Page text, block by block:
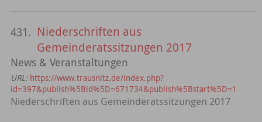
431. Niederschriften aus
Gemeinderatssitzungen 2017
News & Veranstaltungen
URL: https://www.trausnitz.de/index.php?
id=397&publish%5Bid%5D=671734&publish%5Bstart%5D=1
Niederschriften aus Gemeinderatssitzungen 2017